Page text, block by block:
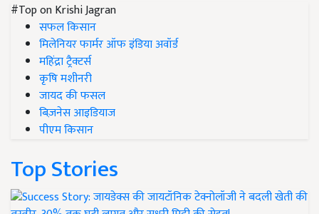
#Top on Krishi Jagran
सफल किसान
मिलेनियर फार्मर ऑफ इंडिया अवॉर्ड
महिंद्रा ट्रैक्टर्स
कृषि मशीनरी
जायद की फसल
बिज़नेस आइडियाज
पीएम किसान
Top Stories